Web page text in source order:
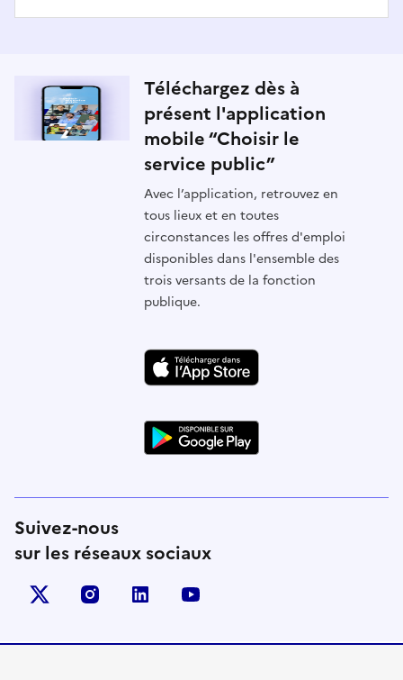
Téléchargez dès à
présent l'application
mobile “Choisir le
service public”
Avec l’application, retrouvez en
tous lieux et en toutes
circonstances les offres d'emploi
disponibles dans l'ensemble des
trois versants de la fonction
publique.
Suivez-nous
sur les réseaux sociaux
X (anciennement Twitter)
instagramlinkedin